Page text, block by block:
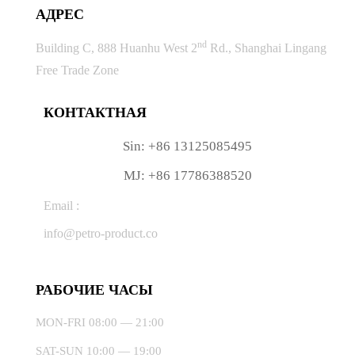
АДРЕС
Building C, 888 Huanhu West 2nd Rd., Shanghai Lingang
Free Trade Zone
КОНТАКТНАЯ
Sin: +86 13125085495
MJ: +86 17786388520
Email :
info@petro-product.co
РАБОЧИЕ ЧАСЫ
MON-FRI 08:00 — 21:00
SAT-SUN 10:00 — 19:00